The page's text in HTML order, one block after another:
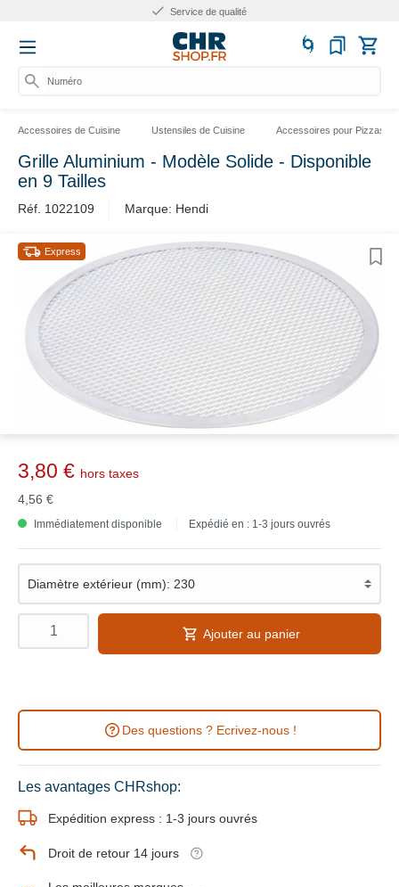
Service de qualité
Numéro
Accessoires de Cuisine Ustensiles de Cuisine Accessoires pour Pizzas
Grille Aluminium - Modèle Solide - Disponible
en 9 Tailles
Réf. 1022109 Marque: Hendi
Express
3,80 € hors taxes
4,56 €
Immédiatement disponible Expédié en : 1-3 jours ouvrés
Ajouter au panier
Des questions ? Ecrivez-nous !
Les avantages CHRshop:
Expédition express : 1-3 jours ouvrés
Droit de retour 14 jours